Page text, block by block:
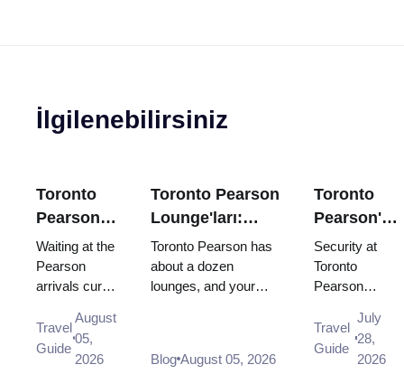
İlgilenebilirsiniz
Toronto
Pearson
Havalimanı
Karşılama:
Nerede
Beklemeli
ve Hangi
Kapı
Waiting at the
Pearson
arrivals curb
and there is
no designated
drop-off area
Travel
Guide
August
05,
2026
Toronto Pearson
Lounge'ları:
Hangisini
Gerçekten
Kullanabilirsiniz?
Toronto Pearson has
about a dozen
lounges, and your
can use before pr...
Blog August 05, 2026
Toronto
Pearson'da
güvenlik
ne kadar
sürüyor?
Security at
Toronto
Pearson
in under 15
minutes, and
CATSA works
Travel
Guide
July
28,
2026